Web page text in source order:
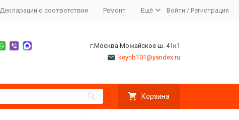
Декларации о соответствии Ремонт Ещё Войти / Регистрация
г.Москва Можайское ш. 41к1
keynb101@yandex.ru
Корзина